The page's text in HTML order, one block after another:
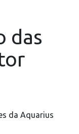
das
da Aquarius